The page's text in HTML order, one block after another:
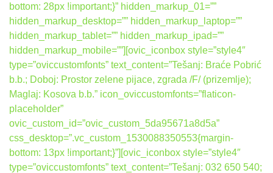
bottom: 28px !important;}” hidden_markup_01=””
hidden_markup_desktop=”” hidden_markup_laptop=””
hidden_markup_tablet=”” hidden_markup_ipad=””
hidden_markup_mobile=””][ovic_iconbox style=”style4″
type=”oviccustomfonts” text_content=”Tešanj: Braće Pobrić
b.b.; Doboj: Prostor zelene pijace, zgrada /F/ (prizemlje);
Maglaj: Kosova b.b.” icon_oviccustomfonts=”flaticon-
placeholder”
ovic_custom_id=”ovic_custom_5da95671a8d5a”
css_desktop=”.vc_custom_1530088350553{margin-
bottom: 13px !important;}”][ovic_iconbox style=”style4″
type=”oviccustomfonts” text_content=”Tešanj: 032 650 540;